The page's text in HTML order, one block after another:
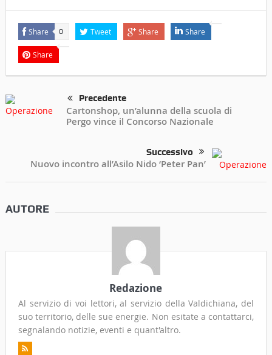
Share 0 Tweet Share Share
Share
Precedente
Cartonshop, un’alunna della scuola di
Pergo vince il Concorso Nazionale
Successivo
Nuovo incontro all’Asilo Nido ‘Peter Pan’
AUTORE
Redazione
Al servizio di voi lettori, al servizio della Valdichiana, del
suo territorio, delle sue energie. Non esitate a contattarci,
segnalando notizie, eventi e quant'altro.